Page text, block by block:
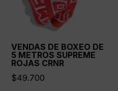
VENDAS DE BOXEO DE
5 METROS SUPREME
ROJAS CRNR
$49.700